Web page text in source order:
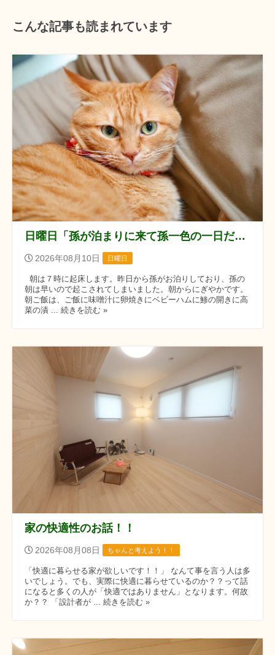
こんな記事も読まれています
日曜日「孫が泊まりに来て孫一色の一日だったぞ！！」の巻
2026年08月10日 日曜日
朝は７時に起床します。昨日から孫がお泊りしており、孫の
朝は早いので起こされてしまいました。朝からにぎやかです。
朝ご飯は、ご飯に味噌汁に卵焼きにベビーハムに鯵の開きに高
菜の漬 ... 続きを読む »
家の快適性のお話！！
2026年08月08日 ちゃんと考えよう！！
「快適に暮らせる家が欲しいです！！」 なんて事を言う人は多
いでしょう。でも、実際に快適に暮らせているのか？？って話
になると多くの人が「快適ではありません」となります。何故
か？？ 「設計者が ... 続きを読む »